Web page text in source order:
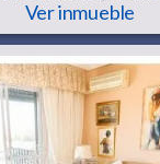
Ver inmueble